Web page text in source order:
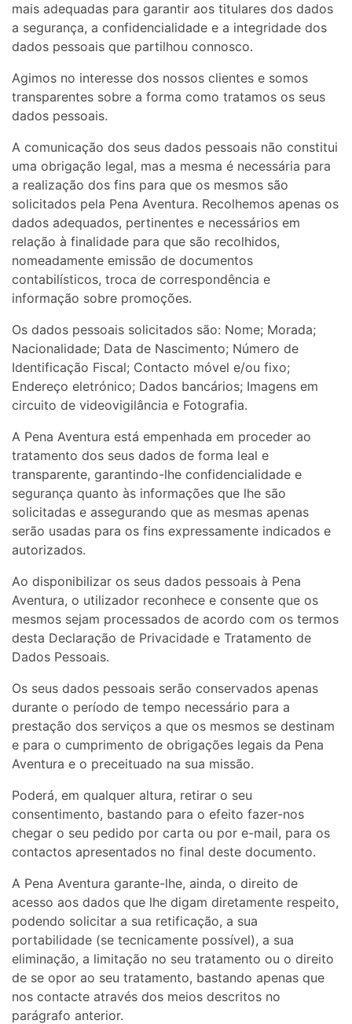
mais adequadas para garantir aos titulares dos dados
a segurança, a confidencialidade e a integridade dos
dados pessoais que partilhou connosco.
Agimos no interesse dos nossos clientes e somos
transparentes sobre a forma como tratamos os seus
dados pessoais.
A comunicação dos seus dados pessoais não constitui
uma obrigação legal, mas a mesma é necessária para
a realização dos fins para que os mesmos são
solicitados pela Pena Aventura. Recolhemos apenas os
dados adequados, pertinentes e necessários em
relação à finalidade para que são recolhidos,
nomeadamente emissão de documentos
contabilísticos, troca de correspondência e
informação sobre promoções.
Os dados pessoais solicitados são: Nome; Morada;
Nacionalidade; Data de Nascimento; Número de
Identificação Fiscal; Contacto móvel e/ou fixo;
Endereço eletrónico; Dados bancários; Imagens em
circuito de videovigilância e Fotografia.
A Pena Aventura está empenhada em proceder ao
tratamento dos seus dados de forma leal e
transparente, garantindo-lhe confidencialidade e
segurança quanto às informações que lhe são
solicitadas e assegurando que as mesmas apenas
serão usadas para os fins expressamente indicados e
autorizados.
Ao disponibilizar os seus dados pessoais à Pena
Aventura, o utilizador reconhece e consente que os
mesmos sejam processados de acordo com os termos
desta Declaração de Privacidade e Tratamento de
Dados Pessoais.
Os seus dados pessoais serão conservados apenas
durante o período de tempo necessário para a
prestação dos serviços a que os mesmos se destinam
e para o cumprimento de obrigações legais da Pena
Aventura e o preceituado na sua missão.
Poderá, em qualquer altura, retirar o seu
consentimento, bastando para o efeito fazer-nos
chegar o seu pedido por carta ou por e-mail, para os
contactos apresentados no final deste documento.
A Pena Aventura garante-lhe, ainda, o direito de
acesso aos dados que lhe digam diretamente respeito,
podendo solicitar a sua retificação, a sua
portabilidade (se tecnicamente possível), a sua
eliminação, a limitação no seu tratamento ou o direito
de se opor ao seu tratamento, bastando apenas que
nos contacte através dos meios descritos no
parágrafo anterior.